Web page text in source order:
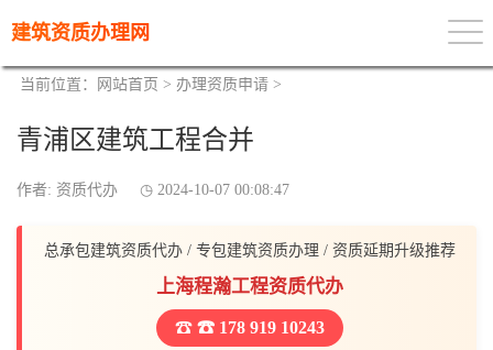
建筑资质办理网
当前位置： 网站首页 > 办理资质申请 >
青浦区建筑工程合并
作者: 资质代办 2024-10-07 00:08:47
总承包建筑资质代办 / 专包建筑资质办理 / 资质延期升级推荐
上海程瀚工程资质代办
☎ 178 919 10243